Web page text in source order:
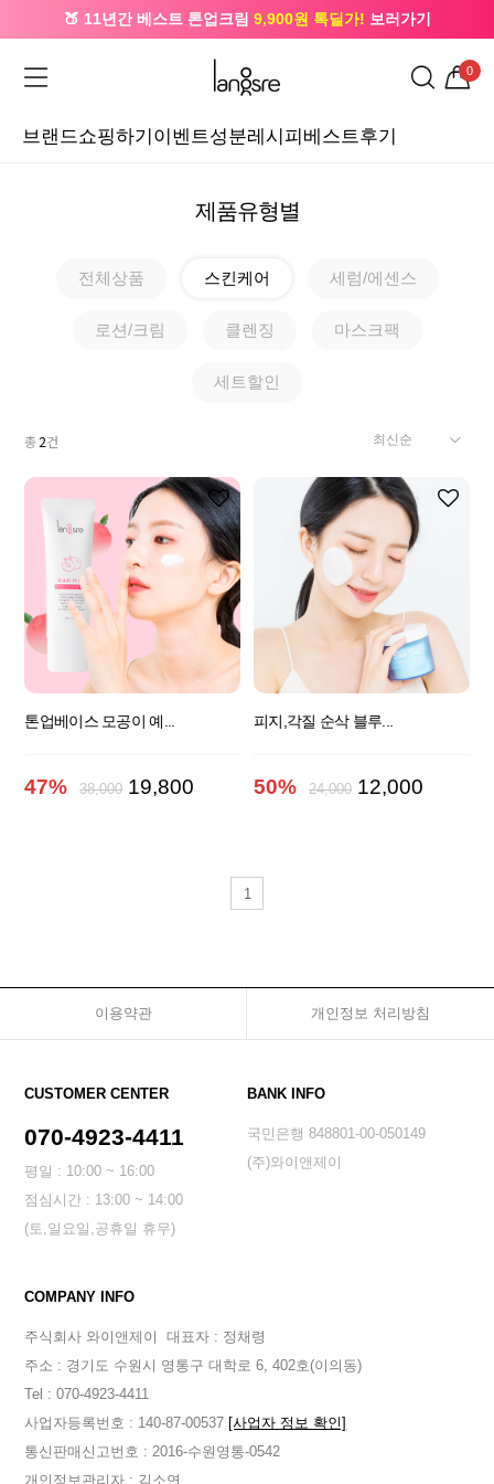
🍑 11년간 베스트 톤업크림 9,900원 톡딜가! 보러가기
5,000원
0
브랜드쇼핑하기 이벤트성분레시피 베스트후기
제품유형별
전체상품 스킨케어 세럼/에센스
로션/크림 클렌징 마스크팩
세트할인
총2건
톤업베이스 모공이 예...
47% 38,000 19,800
피지,각질 순삭 블루...
50% 24,000 12,000
1
이용약관 개인정보 처리방침
CUSTOMER CENTER
070-4923-4411
평일 : 10:00 ~ 16:00
점심시간 : 13:00 ~ 14:00
(토,일요일,공휴일 휴무)
BANK INFO
국민은행 848801-00-050149
(주)와이앤제이
COMPANY INFO
주식회사 와이앤제이
대표자 : 정채령
주소 : 경기도 수원시 영통구 대학로 6, 402호(이의동)
Tel : 070-4923-4411
사업자등록번호 : 140-87-00537 [사업자 정보 확인]
통신판매신고번호 : 2016-수원영통-0542
개인정보관리자 : 김소연